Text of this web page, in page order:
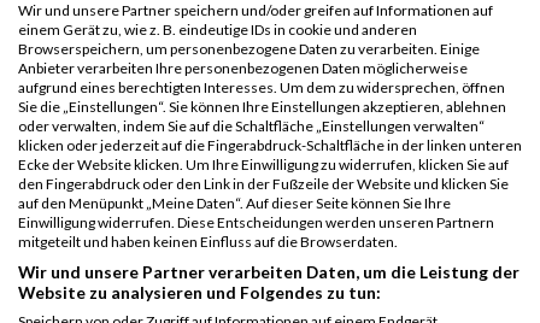
VeranstaltungStnrNameName
Jahr NationVereinNet
18. Brucker
Sparkasse
Citylauf
Schülerlauf U12
956 John HEMMER 2006 AUT
Legende:
GPos = Geschlechter Position, KPos = Kategorie Position, TPos =
Team Position, DNS = Did not start, DNF = Did not finish, DQ =
Disqualifiziert
Wir und unsere Partner speichern und/oder greifen auf Informationen auf
einem Gerät zu, wie z. B. eindeutige IDs in cookie und anderen
Browserspeichern, um personenbezogene Daten zu verarbeiten. Einige
Anbieter verarbeiten Ihre personenbezogenen Daten möglicherweise
aufgrund eines berechtigten Interesses. Um dem zu widersprechen, öffnen
Sie die „Einstellungen“. Sie können Ihre Einstellungen akzeptieren, ablehnen
oder verwalten, indem Sie auf die Schaltfläche „Einstellungen verwalten“
klicken oder jederzeit auf die Fingerabdruck-Schaltfläche in der linken unteren
Ecke der Website klicken. Um Ihre Einwilligung zu widerrufen, klicken Sie auf
den Fingerabdruck oder den Link in der Fußzeile der Website und klicken Sie
auf den Menüpunkt „Meine Daten“. Auf dieser Seite können Sie Ihre
Einwilligung widerrufen. Diese Entscheidungen werden unseren Partnern
mitgeteilt und haben keinen Einfluss auf die Browserdaten.
Wir und unsere Partner verarbeiten Daten, um die Leistung der
Website zu analysieren und Folgendes zu tun: